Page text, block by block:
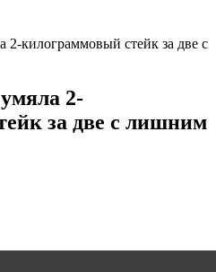
килограммовый стейк за две с
2-
за две с лишним